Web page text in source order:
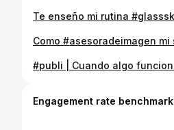
Engagement rate benchmark